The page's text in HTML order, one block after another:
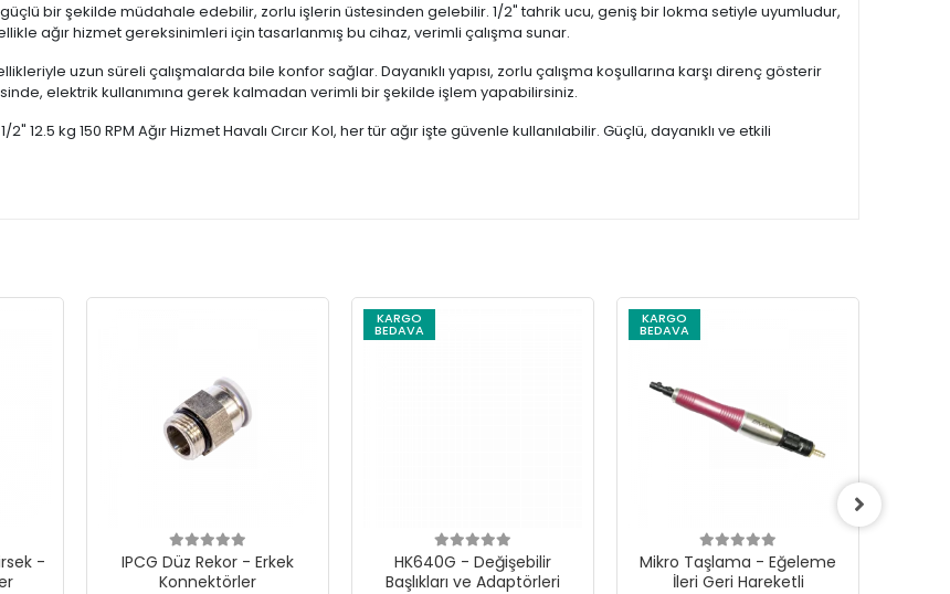
bir şekilde müdahale edebilir, zorlu işlerin üstesinden gelebilir. 1/2" tahrik ucu, geniş bir lokma setiyle uyumludur,
ağır hizmet gereksinimleri için tasarlanmış bu cihaz, verimli çalışma sunar.
uzun süreli çalışmalarda bile konfor sağlar. Dayanıklı yapısı, zorlu çalışma koşullarına karşı direnç gösterir
elektrik kullanımına gerek kalmadan verimli bir şekilde işlem yapabilirsiniz.
kg 150 RPM Ağır Hizmet Havalı Cırcır Kol, her tür ağır işte güvenle kullanılabilir. Güçlü, dayanıklı ve etkili
-
IPCG Düz Rekor - Erkek
Konnektörler
KARGO
BEDAVA
HK640G - Değişebilir
Başlıkları ve Adaptörleri
KARGO
BEDAVA
Mikro Taşlama - Eğeleme
İleri Geri Hareketli